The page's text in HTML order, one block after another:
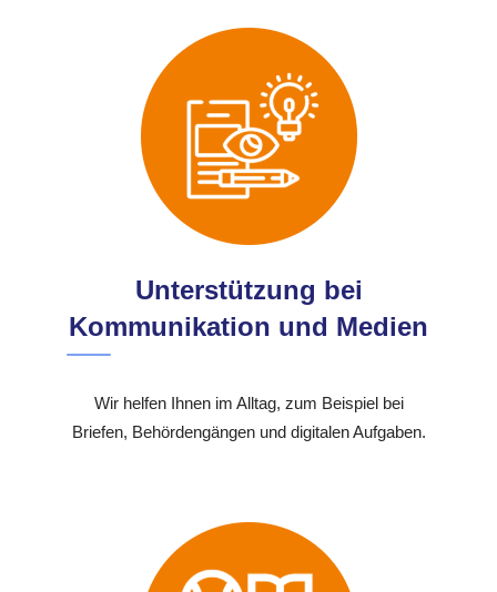
Unterstützung bei
Kommunikation und Medien
Wir helfen Ihnen im Alltag, zum Beispiel bei
Briefen, Behördengängen und digitalen Aufgaben.